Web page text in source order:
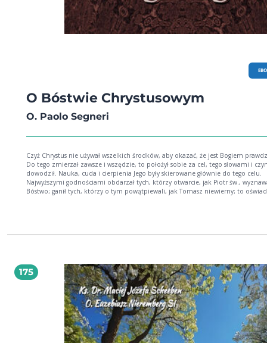
O Bóstwie Chrystusowym
O. Paolo Segneri
Czyż Chrystus nie używał wszelkich środków, aby okazać, że jest Bogiem
Do tego zmierzał zawsze i wszędzie, to położył sobie za cel, tego słowami i
dowodził. Nauka, cuda i cierpienia Jego były skierowane głównie do tego celu.
Najwyższymi godnościami obdarzał tych, którzy otwarcie, jak Piotr św.,
Bóstwo; ganił tych, którzy o tym powątpiewali, jak Tomasz niewierny; to
175